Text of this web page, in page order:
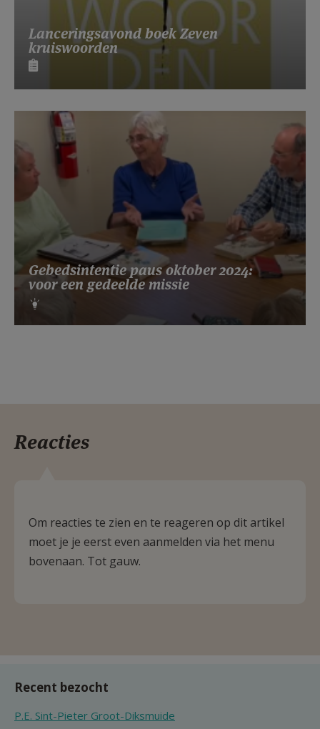
Lanceringsavond boek Zeven
kruiswoorden
Gebedsintentie paus oktober 2024:
voor een gedeelde missie
Reacties
Om reacties te zien en te reageren op dit artikel
moet je je eerst even aanmelden via het menu
bovenaan. Tot gauw.
Recent bezocht
P.E. Sint-Pieter Groot-Diksmuide